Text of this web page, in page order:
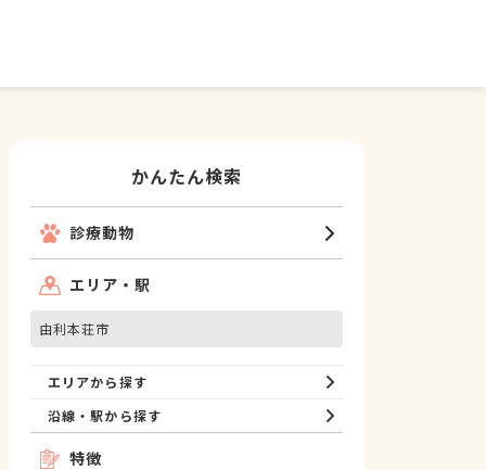
かんたん検索
診療動物
エリア・駅
由利本荘市
エリアから探す
沿線・駅から探す
特徴